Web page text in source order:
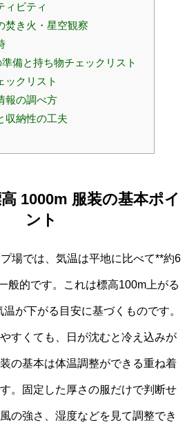
ィビティ
焚き火・星空観察
備と持ち物チェックリスト
ックリスト
報の調べ方
収納性の工夫
1000m 服装の基本ポイ
ント
場では、気温は平地に比べて**約6
般的です。これは標高100m上がる
が下がる目安に基づくものです。
すくても、日が沈むと冷え込みが
の基本は体温調整ができる重ね着
。固定した厚さの服だけで判断せ
の強さ、湿度などを見て調整でき